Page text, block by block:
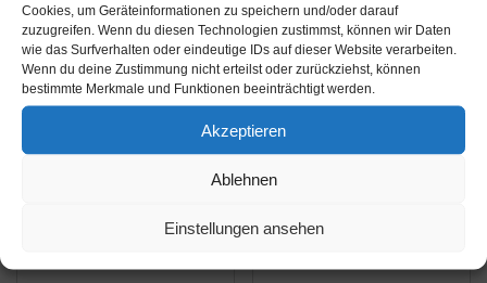
Cookies, um Geräteinformationen zu speichern und/oder darauf
zuzugreifen. Wenn du diesen Technologien zustimmst, können wir Daten
wie das Surfverhalten oder eindeutige IDs auf dieser Website verarbeiten.
Wenn du deine Zustimmung nicht erteilst oder zurückziehst, können
bestimmte Merkmale und Funktionen beeinträchtigt werden.
Akzeptieren
Ablehnen
Einstellungen ansehen
35,49€
kwb Werkzeug-Koffer